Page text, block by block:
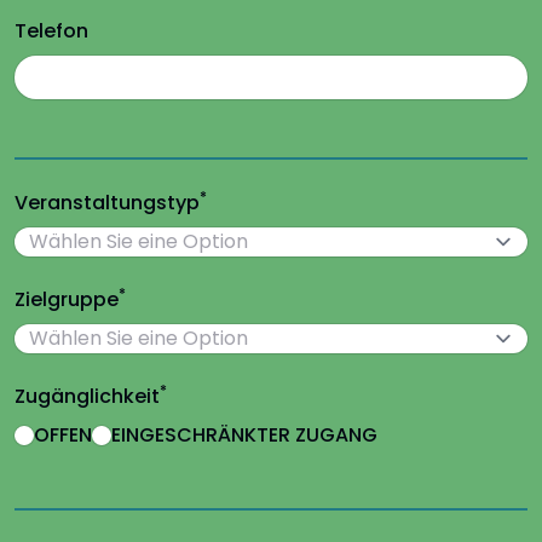
Telefon
Veranstaltungstyp*
Zielgruppe*
Zugänglichkeit*
OFFEN EINGESCHRÄNKTER ZUGANG